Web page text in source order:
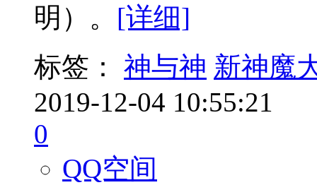
明）。 [详细]
标签：
神与神 新神魔
2019-12-04 10:55:21
0
QQ空间